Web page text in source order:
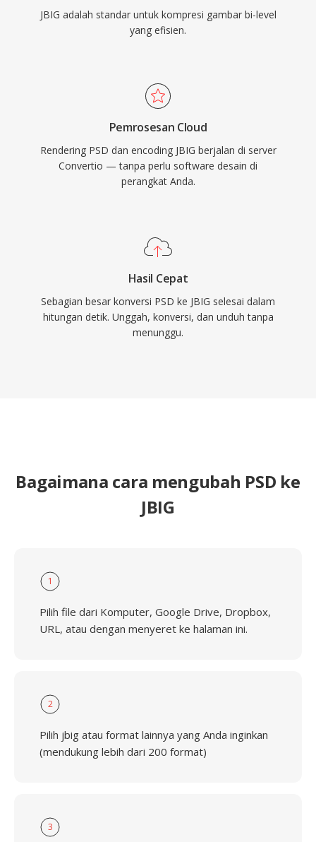
JBIG adalah standar untuk kompresi gambar bi-level
yang efisien.
Pemrosesan Cloud
Rendering PSD dan encoding JBIG berjalan di server
Convertio — tanpa perlu software desain di
perangkat Anda.
Hasil Cepat
Sebagian besar konversi PSD ke JBIG selesai dalam
hitungan detik. Unggah, konversi, dan unduh tanpa
menunggu.
Bagaimana cara mengubah PSD ke
JBIG
1
Pilih file dari Komputer, Google Drive, Dropbox,
URL, atau dengan menyeret ke halaman ini.
2
Pilih jbig atau format lainnya yang Anda inginkan
(mendukung lebih dari 200 format)
3